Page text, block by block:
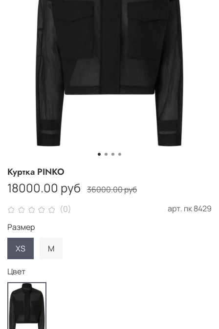
(0) арт. пк 8429
Куртка PINKO
18000.00 руб 36000.00 руб
Размер
XS
M
Цвет